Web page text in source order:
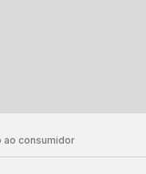
consumidor